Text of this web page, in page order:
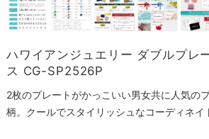
ハワイアンジュエリー ダブルプレ
ス CG-SP2526P
2枚のプレートがかっこいい男女共に人気の
柄。クールでスタイリッシュなコーディネ